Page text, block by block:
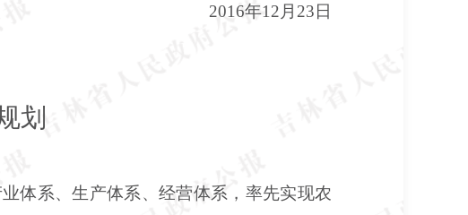
2016年12月23日
划
体系、生产体系、经营体系，率先实现农